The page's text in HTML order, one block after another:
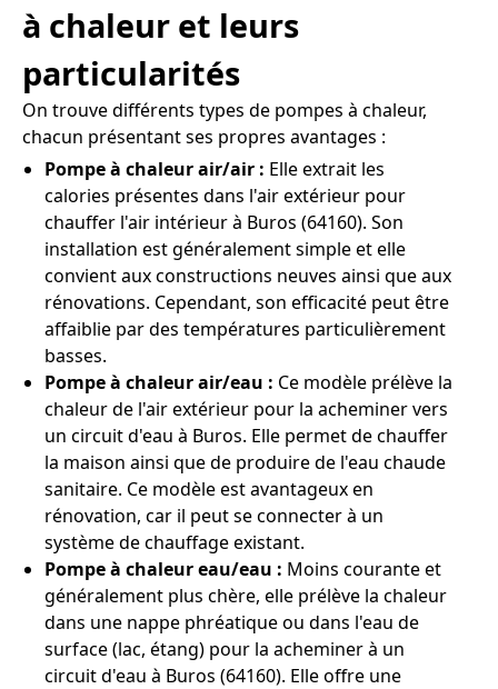
à chaleur et leurs
particularités
On trouve différents types de pompes à chaleur,
chacun présentant ses propres avantages :
Pompe à chaleur air/air : Elle extrait les
calories présentes dans l'air extérieur pour
chauffer l'air intérieur à Buros (64160). Son
installation est généralement simple et elle
convient aux constructions neuves ainsi que aux
rénovations. Cependant, son efficacité peut être
affaiblie par des températures particulièrement
basses.
Pompe à chaleur air/eau : Ce modèle prélève la
chaleur de l'air extérieur pour la acheminer vers
un circuit d'eau à Buros. Elle permet de chauffer
la maison ainsi que de produire de l'eau chaude
sanitaire. Ce modèle est avantageux en
rénovation, car il peut se connecter à un
système de chauffage existant.
Pompe à chaleur eau/eau : Moins courante et
généralement plus chère, elle prélève la chaleur
dans une nappe phréatique ou dans l'eau de
surface (lac, étang) pour la acheminer à un
circuit d'eau à Buros (64160). Elle offre une